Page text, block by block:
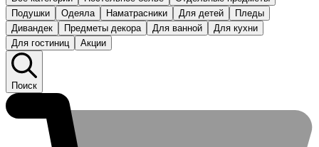
Подушки
Одеяла Наматрасники Для детей
Пледы
Дивандек
Предметы декора Для ванной
Для кухни
Для гостиниц
Акции
Поиск